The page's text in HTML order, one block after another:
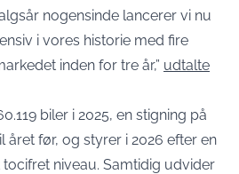
nogensinde lancerer vi nu
i vores historie med fire
inden for tre år,” udtalte
biler i 2025, en stigning på
året før, og styrer i 2026 efter en
niveau. Samtidig udvider